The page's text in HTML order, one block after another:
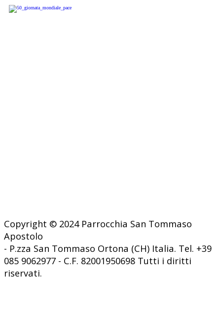
Copyright © 2024 Parrocchia San Tommaso
Apostolo
- P.zza San Tommaso Ortona (CH) Italia. Tel. +39
085 9062977 - C.F. 82001950698 Tutti i diritti
riservati.